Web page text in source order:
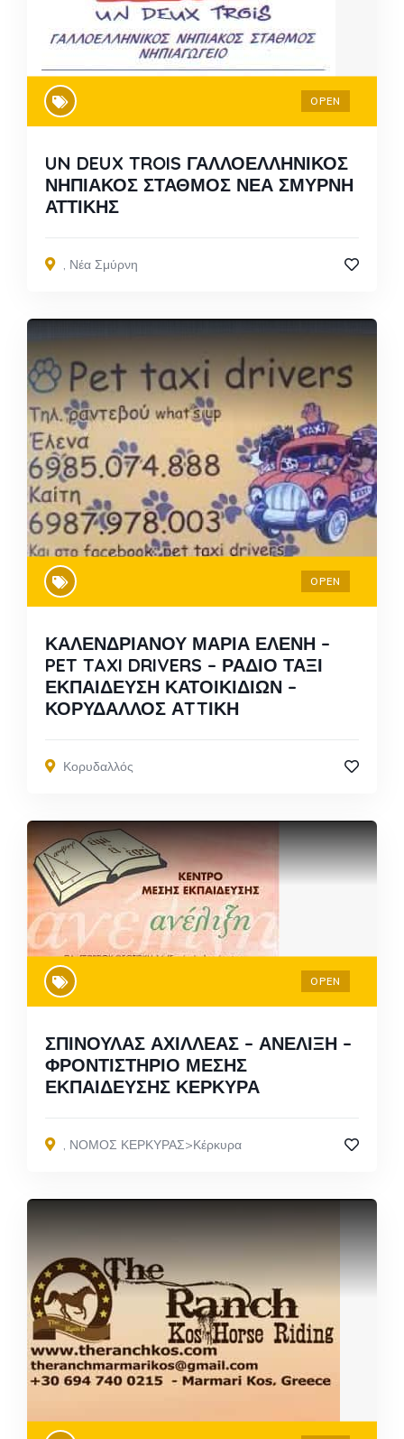
OPEN
UN DEUX TROIS ΓΑΛΛΟΕΛΛΗΝΙΚΟΣ
ΝΗΠΙΑΚΟΣ ΣΤΑΘΜΟΣ ΝΕΑ ΣΜΥΡΝΗ
ΑΤΤΙΚΗΣ
, Νέα Σμύρνη
OPEN
ΚΑΛΕΝΔΡΙΑΝΟΥ ΜΑΡΙΑ ΕΛΕΝΗ –
PET TAXI DRIVERS – ΡΑΔΙΟ ΤΑΞΙ
ΕΚΠΑΙΔΕΥΣΗ ΚΑΤΟΙΚΙΔΙΩΝ –
ΚΟΡΥΔΑΛΛΟΣ ΑTTΙΚΗ
Κορυδαλλός
OPEN
ΣΠΙΝΟΥΛΑΣ ΑΧΙΛΛΕΑΣ – ΑΝΕΛΙΞΗ –
ΦΡΟΝΤΙΣΤΗΡΙΟ ΜΕΣΗΣ
ΕΚΠΑΙΔΕΥΣΗΣ ΚΕΡΚΥΡΑ
, ΝΟΜΟΣ ΚΕΡΚΥΡΑΣ>Κέρκυρα